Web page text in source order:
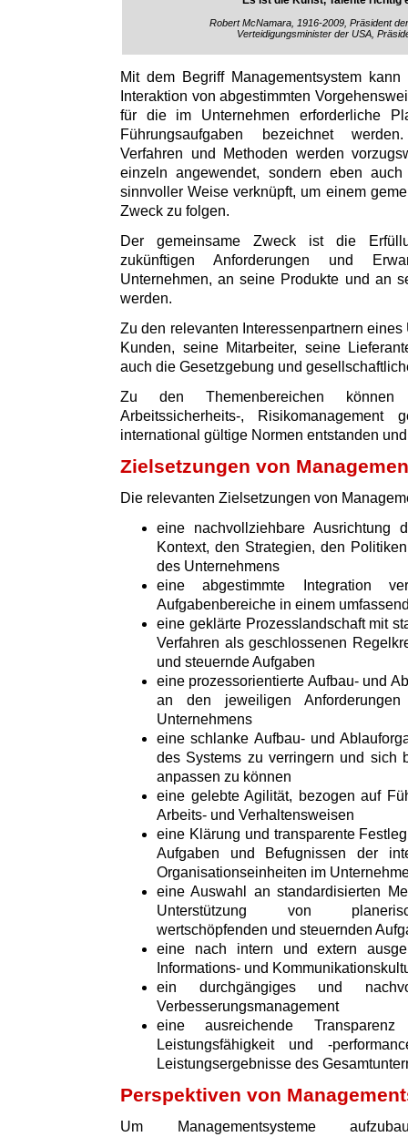
Robert McNamara, 1916-2009, Präsident
Verteidigungsminister der USA,
Mit dem Begriff Managementsystem
Interaktion von abgestimmten
für die im Unternehmen erforderliche
Führungsaufgaben bezeichnet
Verfahren und Methoden werden
einzeln angewendet, sondern eben
sinnvoller Weise verknüpft, um einem
Zweck zu folgen.
Der gemeinsame Zweck ist die
zukünftigen Anforderungen und
Unternehmen, an seine Produkte und an
werden.
Zu den relevanten Interessenpartnern
Kunden, seine Mitarbeiter, seine
auch die Gesetzgebung und
Zu den Themenbereichen
Arbeitssicherheits-,
international gültige Normen entstanden
Zielsetzungen von
Die relevanten Zielsetzungen von
eine nachvollziehbare Ausrichtung
Kontext, den Strategien, den
des Unternehmens
eine abgestimmte Integration
Aufgabenbereiche in einem
eine geklärte Prozesslandschaft mit
Verfahren als geschlossenen
und steuernde Aufgaben
eine prozessorientierte Aufbau- und
an den jeweiligen
Unternehmens
eine schlanke Aufbau- und
des Systems zu verringern und sich
anpassen zu können
eine gelebte Agilität, bezogen auf
Arbeits- und Verhaltensweisen
eine Klärung und transparente
Aufgaben und Befugnissen der
Organisationseinheiten im
eine Auswahl an standardisierten
Unterstützung von
wertschöpfenden und steuernden
eine nach intern und extern
Informations- und
ein durchgängiges und
Verbesserungsmanagement
eine ausreichende
Leistungsfähigkeit und -
Leistungsergebnisse des
Perspektiven von
Um Managementsysteme